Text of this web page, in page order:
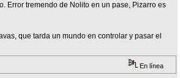
Error tremendo de Nolito en un pase, Pizarro es
que tarda un mundo en controlar y pasar el
En línea